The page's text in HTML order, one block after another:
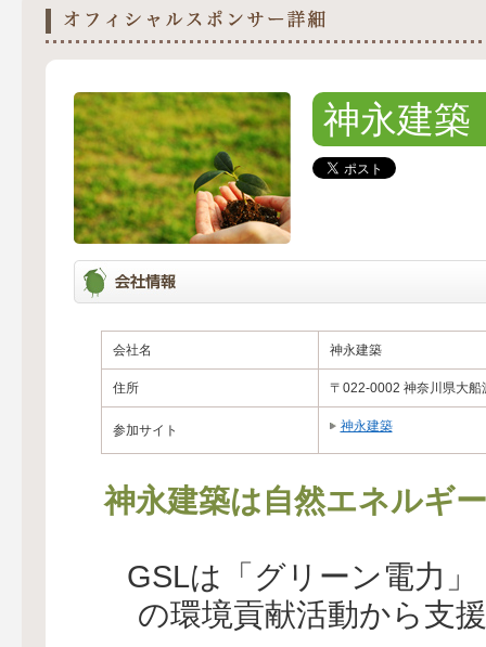
神永建築
会社名 神永建築
住所 〒022-0002 神奈川県大
参加サイト 神永建築
神永建築は自然エネルギ
GSLは「グリーン電力
の環境貢献活動から支